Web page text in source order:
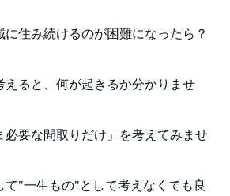
に住み続けるのが困難になったら？
えると、何が起きるか分かりませ
必要な間取りだけ」を考えてみませ
て"一生もの"として考えなくても良